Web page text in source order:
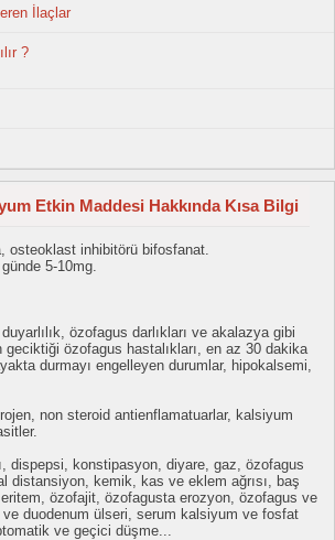
İlaçlar
?
Etkin Maddesi Hakkında Kısa Bilgi
osteoklast inhibitörü bifosfanat.
5-10mg.
özofagus darlıkları ve akalazya gibi
geciktiği özofagus hastalıkları, en az 30 dakika
durmayı engelleyen durumlar, hipokalsemi,
non steroid antienflamatuarlar, kalsiyum
dispepsi, konstipasyon, diyare, gaz, özofagus
distansiyon, kemik, kas ve eklem ağrısı, baş
eritem, özofajit, özofagusta erozyon, özofagus ve
duodenum ülseri, serum kalsiyum ve fosfat
ve geçici düşme...